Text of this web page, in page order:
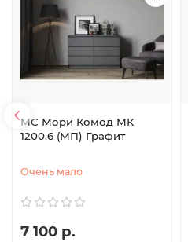
МС Мори Комод МК
1200.6 (МП) Графит
Очень мало
7 100 р.